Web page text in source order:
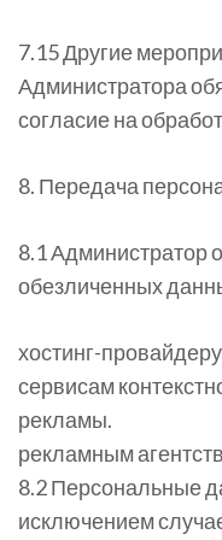
7.15 Другие
Администратора
согласие на
8. Передача
8.1 Администратор
обезличенных
хостинг-
сервисам
рекламы.
рекламным
8.2 Персональные
исключением